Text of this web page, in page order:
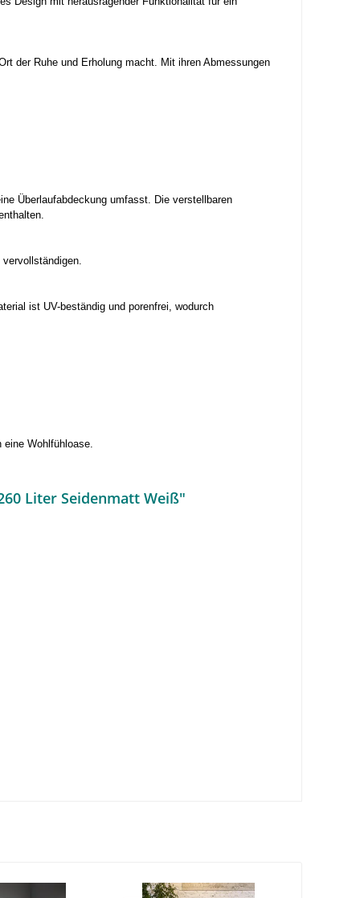
der Ruhe und Erholung macht. Mit ihren Abmessungen
Überlaufabdeckung umfasst. Die verstellbaren
ist UV-beständig und porenfrei, wodurch
Wohlfühloase.
Liter Seidenmatt Weiß"